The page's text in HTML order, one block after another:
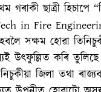
গৰাকী ছাত্ৰী
in Fire
সক্ষম হোৱা
উৎফুল্লিত কৰি তুলিছে
জিলা তথা